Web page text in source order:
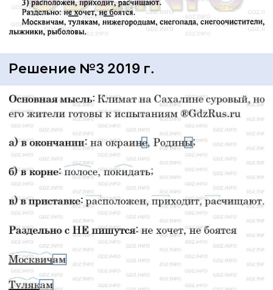
Решение №3 2019 г.